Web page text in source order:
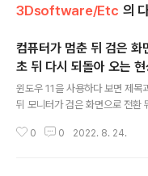
3Dsoftware/Etc 의
컴퓨터가 멈춘 뒤 검은 화
초 뒤 다시 되돌아 오는
윈도우 11을 사용하다 보면 제목
뒤 모니터가 검은 화면으로 전환
관심사 Searching라는
0 0 2022. 8. 24.